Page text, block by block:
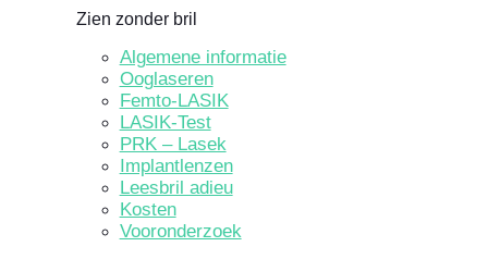
Zien zonder bril
Algemene informatie
Ooglaseren
Femto-LASIK
LASIK-Test
PRK – Lasek
Implantlenzen
Leesbril adieu
Kosten
Vooronderzoek